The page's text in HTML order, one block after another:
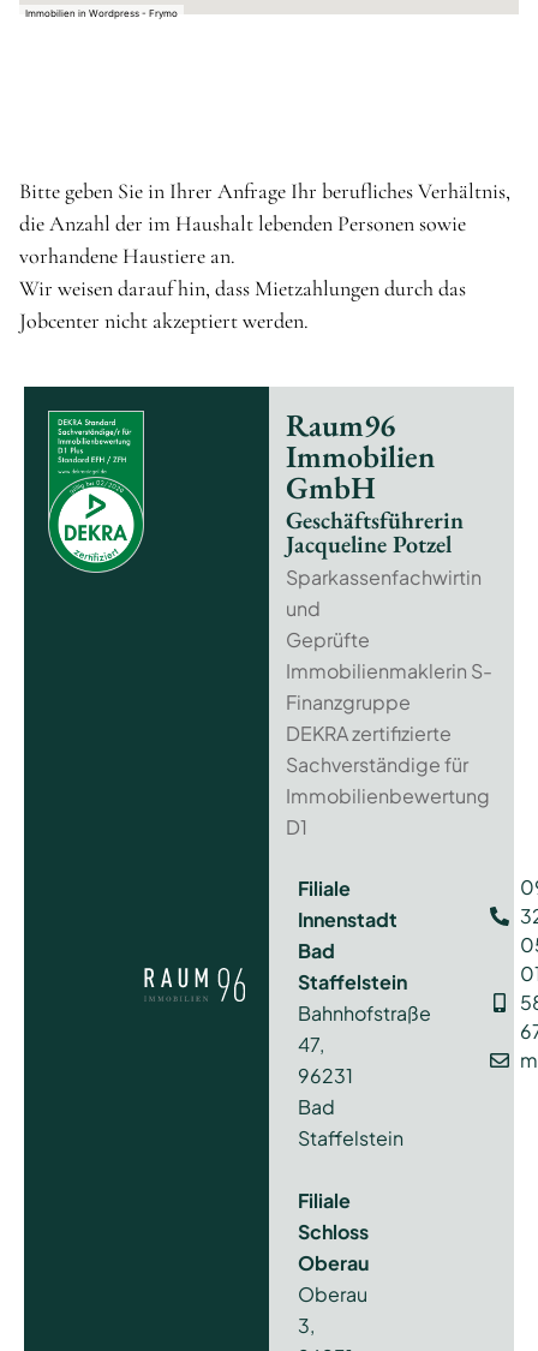
Immobilien in Wordpress - Frymo
Bitte geben Sie in Ihrer Anfrage Ihr berufliches Verhältnis,
die Anzahl der im Haushalt lebenden Personen sowie
vorhandene Haustiere an.
Wir weisen darauf hin, dass Mietzahlungen durch das
Jobcenter nicht akzeptiert werden.
Raum96
Immobilien
GmbH
Geschäftsführerin
Jacqueline Potzel
Sparkassenfachwirtin
und
Geprüfte
Immobilienmaklerin S-
Finanzgruppe
DEKRA zertifizierte
Sachverständige für
Immobilienbewertung
D1
Filiale
Innenstadt
Bad
Staffelstein
Bahnhofstraße
47,
96231
Bad
Staffelstein
Filiale
Schloss
Oberau
Oberau
3,